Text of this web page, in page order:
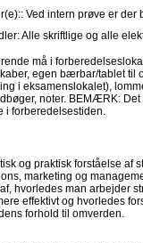
Ved intern prøve er
Alle skriftlige og alle
må i
egen bærbar/tablet til
i eksamenslokalet),
noter. BEMÆRK:
i forberedelsestiden.
og praktisk forståelse af
marketing og
hvorledes man arbejder
effektivt og hvorledes
forhold til omverden.